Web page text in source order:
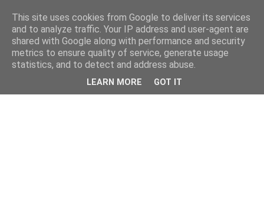
This site uses cookies from Google to deliver its services
and to analyze traffic. Your IP address and user-agent are
shared with Google along with performance and security
metrics to ensure quality of service, generate usage
statistics, and to detect and address abuse.
LEARN MORE GOT IT